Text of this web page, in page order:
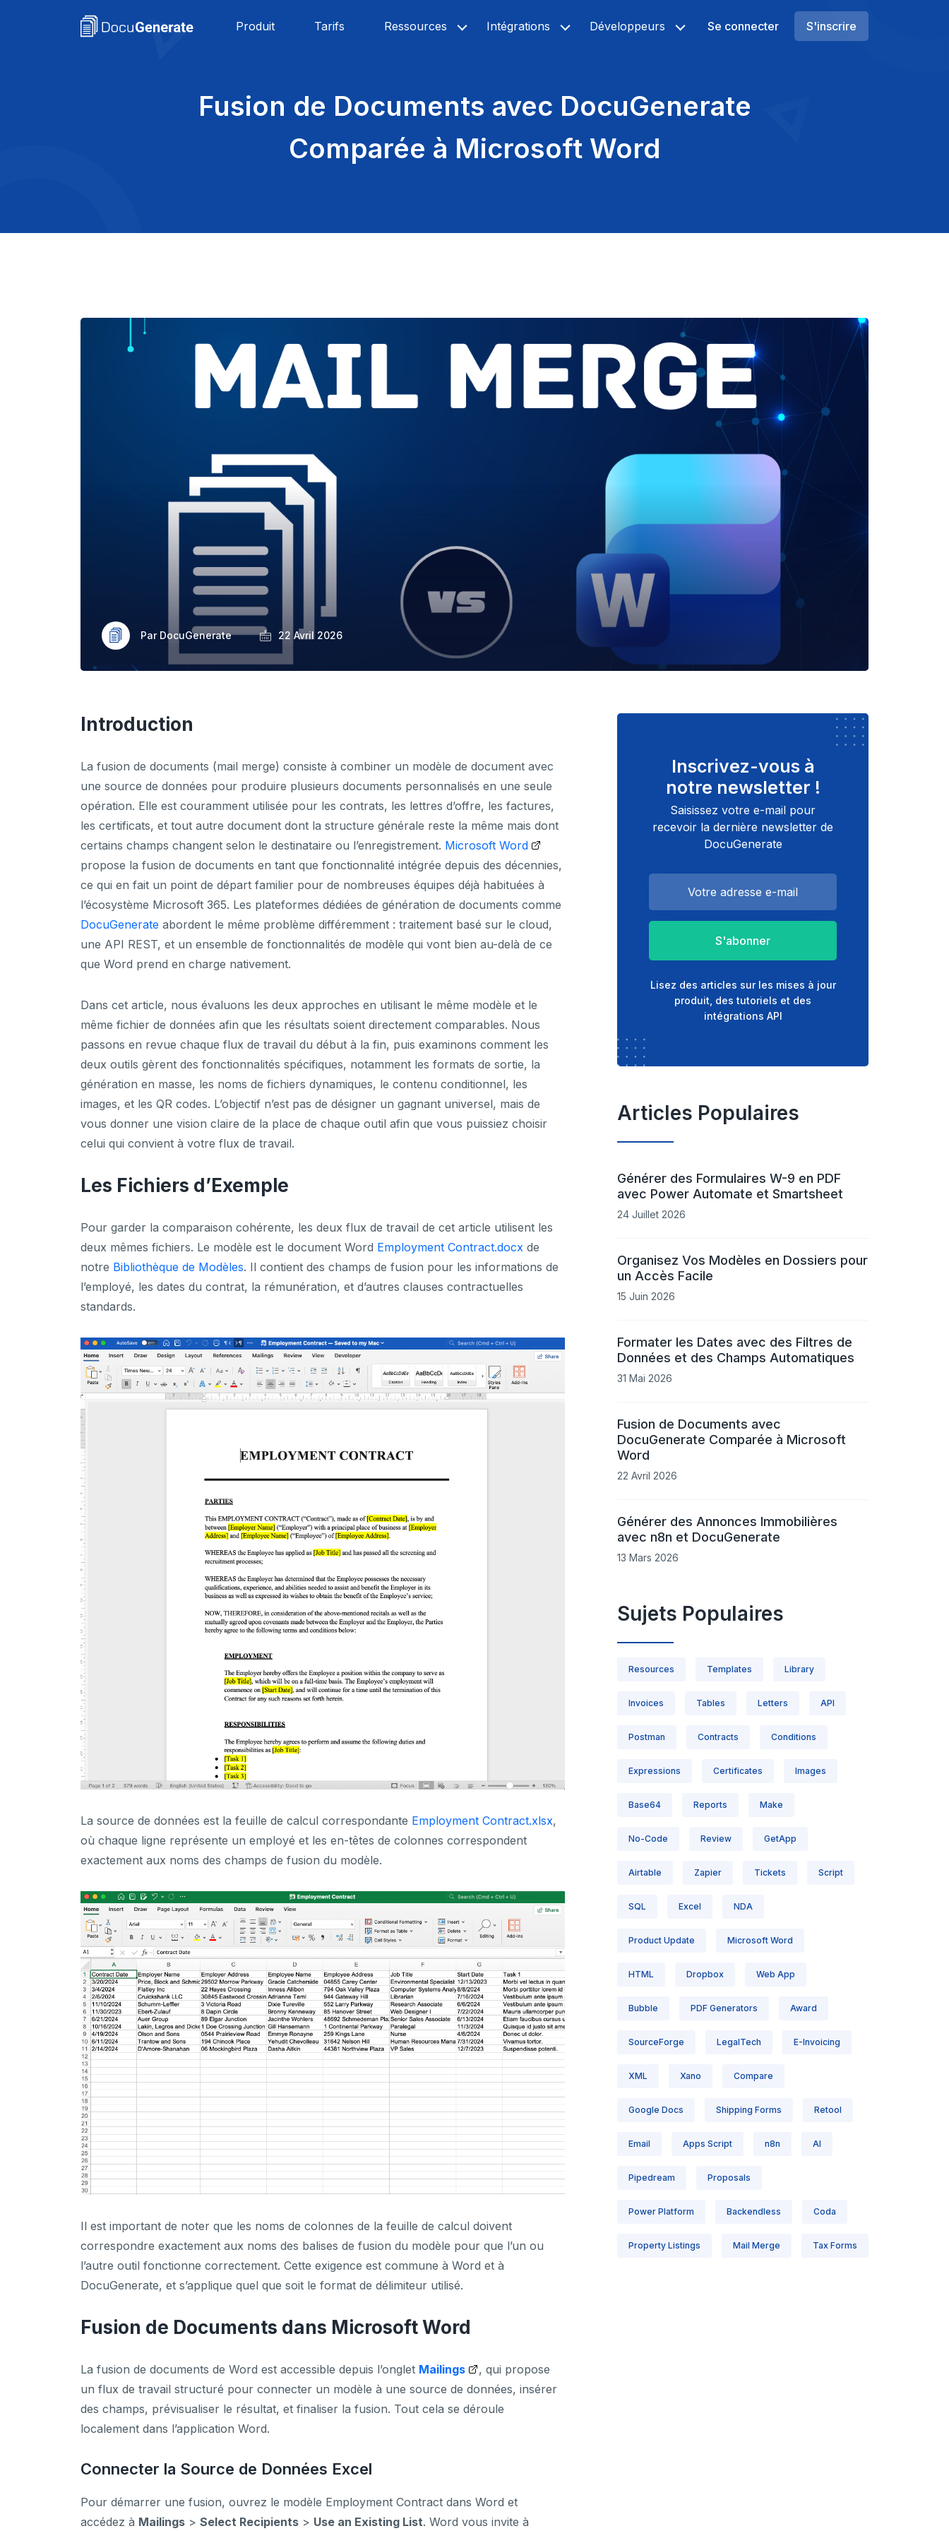
Produit Tarifs Ressources Intégrations Développeurs Se connecter S'inscrire
Fusion de Documents avec DocuGenerate
Comparée à Microsoft Word
Par DocuGenerate 22 Avril 2026
Introduction
La fusion de documents (mail merge) consiste à combiner un modèle de document avec
une source de données pour produire plusieurs documents personnalisés en une seule
opération. Elle est couramment utilisée pour les contrats, les lettres d’offre, les factures,
les certificats, et tout autre document dont la structure générale reste la même mais dont
certains champs changent selon le destinataire ou l’enregistrement. Microsoft Word
propose la fusion de documents en tant que fonctionnalité intégrée depuis des décennies,
ce qui en fait un point de départ familier pour de nombreuses équipes déjà habituées à
l’écosystème Microsoft 365. Les plateformes dédiées de génération de documents comme
DocuGenerate abordent le même problème différemment : traitement basé sur le cloud,
une API REST, et un ensemble de fonctionnalités de modèle qui vont bien au-delà de ce
que Word prend en charge nativement.
Dans cet article, nous évaluons les deux approches en utilisant le même modèle et le
même fichier de données afin que les résultats soient directement comparables. Nous
passons en revue chaque flux de travail du début à la fin, puis examinons comment les
deux outils gèrent des fonctionnalités spécifiques, notamment les formats de sortie, la
génération en masse, les noms de fichiers dynamiques, le contenu conditionnel, les
images, et les QR codes. L’objectif n’est pas de désigner un gagnant universel, mais de
vous donner une vision claire de la place de chaque outil afin que vous puissiez choisir
celui qui convient à votre flux de travail.
Les Fichiers d’Exemple
Pour garder la comparaison cohérente, les deux flux de travail de cet article utilisent les
deux mêmes fichiers. Le modèle est le document Word Employment Contract.docx de
notre Bibliothèque de Modèles. Il contient des champs de fusion pour les informations de
l’employé, les dates du contrat, la rémunération, et d’autres clauses contractuelles
standards.
La source de données est la feuille de calcul correspondante Employment Contract.xlsx,
où chaque ligne représente un employé et les en-têtes de colonnes correspondent
exactement aux noms des champs de fusion du modèle.
Il est important de noter que les noms de colonnes de la feuille de calcul doivent
correspondre exactement aux noms des balises de fusion du modèle pour que l’un ou
l’autre outil fonctionne correctement. Cette exigence est commune à Word et à
DocuGenerate, et s’applique quel que soit le format de délimiteur utilisé.
Fusion de Documents dans Microsoft Word
La fusion de documents de Word est accessible depuis l’onglet Mailings
, qui propose
un flux de travail structuré pour connecter un modèle à une source de données, insérer
des champs, prévisualiser le résultat, et finaliser la fusion. Tout cela se déroule
localement dans l’application Word.
Connecter la Source de Données Excel
Pour démarrer une fusion, ouvrez le modèle Employment Contract dans Word et
accédez à Mailings > Select Recipients > Use an Existing List. Word vous invite à
Inscrivez-vous à
notre newsletter !
Saisissez votre e-mail pour
recevoir la dernière newsletter de
DocuGenerate
S'abonner
Lisez des articles sur les mises à jour
produit, des tutoriels et des
intégrations API
Articles Populaires
Générer des Formulaires W-9 en PDF
avec Power Automate et Smartsheet
24 Juillet 2026
Organisez Vos Modèles en Dossiers pour
un Accès Facile
15 Juin 2026
Formater les Dates avec des Filtres de
Données et des Champs Automatiques
31 Mai 2026
Fusion de Documents avec
DocuGenerate Comparée à Microsoft
Word
22 Avril 2026
Générer des Annonces Immobilières
avec n8n et DocuGenerate
13 Mars 2026
Sujets Populaires
Resources Templates Library
Invoices Tables Letters API
Postman Contracts Conditions
Expressions Certificates Images
Base64 Reports Make
No-Code Review GetApp
Airtable Zapier Tickets Script
SQL Excel NDA
Product Update Microsoft Word
HTML Dropbox Web App
Bubble PDF Generators Award
SourceForge LegalTech E-Invoicing
XML Xano Compare
Google Docs Shipping Forms Retool
Email Apps Script n8n AI
Pipedream Proposals
Power Platform Backendless Coda
Property Listings Mail Merge Tax Forms